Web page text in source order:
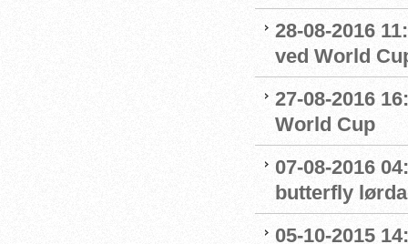
28-08-2016
ved World
27-08-2016
World Cup
07-08-2016
butterfly
05-10-2015